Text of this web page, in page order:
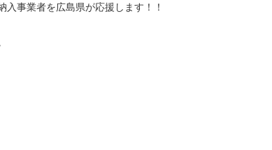
事業者を広島県が応援します！！